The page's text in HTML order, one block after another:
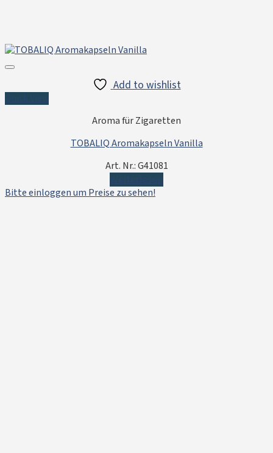
Add to wishlist
Aroma für Zigaretten
TOBALIQ Aromakapseln Vanilla
Art. Nr.: G41081
Bitte einloggen um Preise zu sehen!